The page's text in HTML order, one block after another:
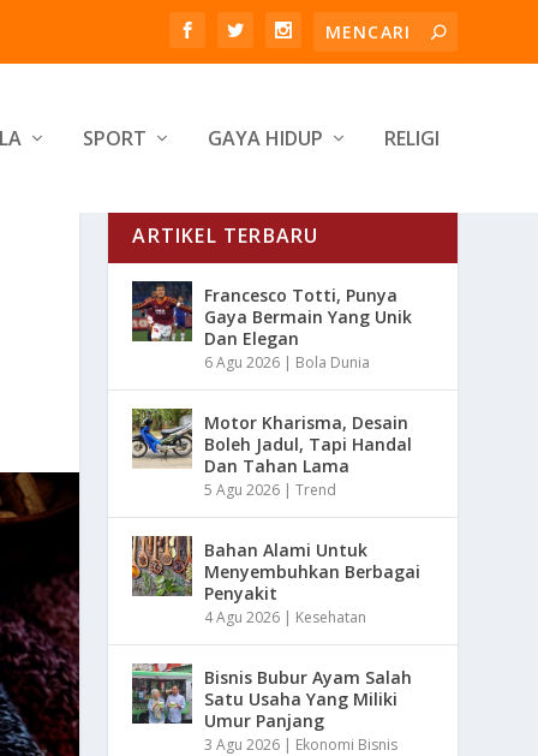
SPORT GAYA HIDUP RELIGI
ARTIKEL TERBARU
Francesco Totti, Punya
Gaya Bermain Yang Unik
Dan Elegan
6 Agu 2026 | Bola Dunia
Motor Kharisma, Desain
Boleh Jadul, Tapi Handal
Dan Tahan Lama
5 Agu 2026 |Trend
Bahan Alami Untuk
Menyembuhkan Berbagai
Penyakit
4 Agu 2026 | Kesehatan
Bisnis Bubur Ayam Salah
Satu Usaha Yang Miliki
Umur Panjang
3 Agu 2026 | Ekonomi Bisnis